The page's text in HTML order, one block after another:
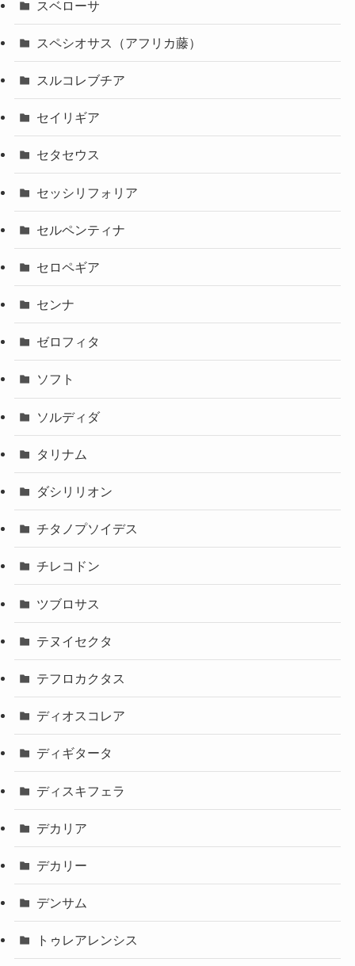
スベローサ
スペシオサス（アフリカ藤）
スルコレブチア
セイリギア
セタセウス
セッシリフォリア
セルペンティナ
セロペギア
センナ
ゼロフィタ
ソフト
ソルディダ
タリナム
ダシリリオン
チタノプソイデス
チレコドン
ツブロサス
テヌイセクタ
テフロカクタス
ディオスコレア
ディギタータ
ディスキフェラ
デカリア
デカリー
デンサム
トゥレアレンシス